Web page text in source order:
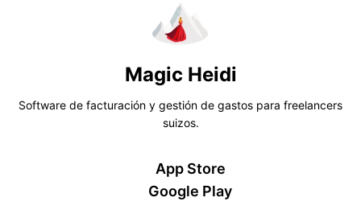
Magic Heidi
Software de facturación y gestión de gastos para freelancers
suizos.
App Store
Google Play